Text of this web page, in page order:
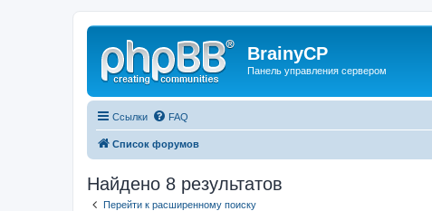
BrainyCP
Панель управления сервером
Ссылки FAQ
Список форумов
Найдено 8 результатов
Перейти к расширенному поиску